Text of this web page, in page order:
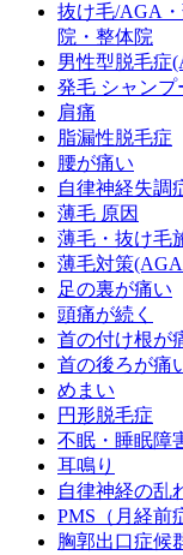
抜け毛/AGA
院・整体院
男性型脱毛症
発毛 シャンプ
肩痛
脂漏性脱毛症
腰が痛い
自律神経失調
薄毛 原因
薄毛・抜け毛
薄毛対策
足の裏が痛い
頭痛が続く
首の付け根が
首の後ろが痛
めまい
円形脱毛症
不眠・睡眠障
耳鳴り
自律神経の乱
PMS（月経前
胸郭出口症候